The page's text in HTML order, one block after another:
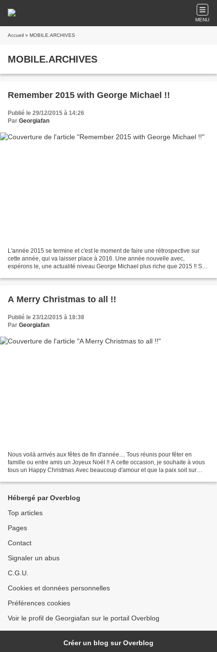
MENU
Accueil » MOBILE.ARCHIVES
MOBILE.ARCHIVES
Remember 2015 with George Michael !!
Publié le 29/12/2015 à 14:26
Par Georgiafan
L'année 2015 se termine et c'est le moment de faire une rétrospective sur
cette année, qui va laisser place à 2016. Une année nouvelle avec,
espérons le, une actualité niveau George Michael plus riche que 2015 !! Sur
A Merry Christmas to all !!
Publié le 23/12/2015 à 18:38
Par Georgiafan
Nous voilà arrivés aux fêtes de fin d'année.... Tous réunis pour fêter en
famille ou entre amis un Joyeux Noël !! A cette occasion, je souhaite à vous
tous un Happy Christmas Avec beaucoup d'amour et que la paix soit sur
Hébergé par Overblog
Top articles
Pages
Contact
Signaler un abus
C.G.U.
Cookies et données personnelles
Préférences cookies
Voir le profil de Georgiafan sur le portail Overblog
Créer un blog sur Overblog